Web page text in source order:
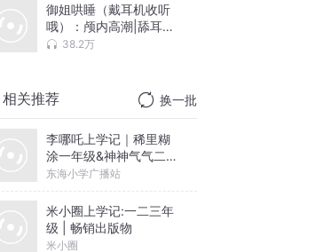
御姐哄睡（戴耳机收听
哦）：颅内高潮|舔耳精
神按摩
38.2万
相关推荐 换一批
李哪吒上学记｜稀里糊
涂一年级&神神气气二年
级
东海小学广播站
米小圈上学记:一二三年
级 | 畅销出版物
米小圈